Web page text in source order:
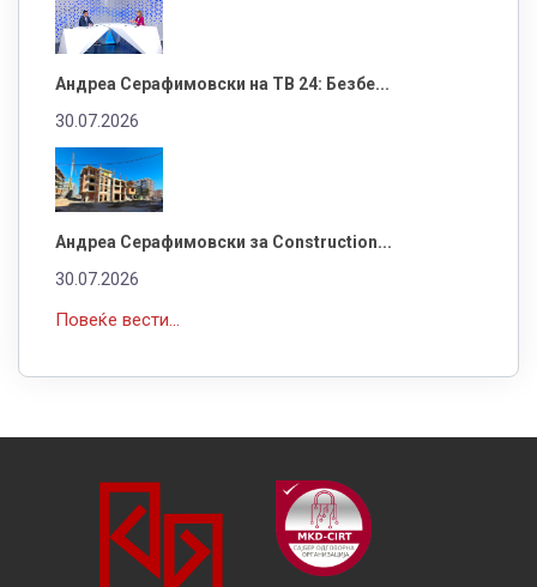
Андреа Серафимовски на ТВ 24: Безбе...
30.07.2026
Андреа Серафимовски за Construction...
30.07.2026
Повеќе вести...